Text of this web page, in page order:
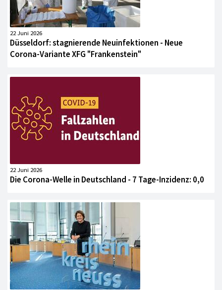
22 Juni 2026
Düsseldorf: stagnierende Neuinfektionen - Neue
Corona-Variante XFG "Frankenstein"
22 Juni 2026
Die Corona-Welle in Deutschland - 7 Tage-Inzidenz: 0,0